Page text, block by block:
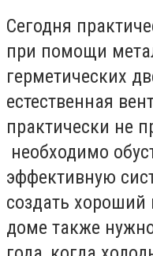
Сегодня
при помощи
герметических
естественная
практически не
необходимо
эффективную
создать
доме также